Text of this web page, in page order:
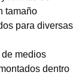
tamaño
para diversas
de medios
dentro